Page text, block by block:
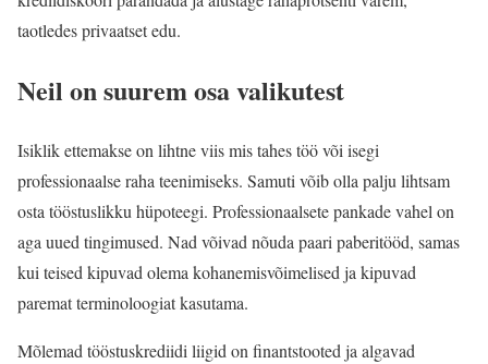
taotledes privaatset edu.
Neil on suurem osa valikutest
Isiklik ettemakse on lihtne viis mis tahes töö või isegi
professionaalse raha teenimiseks. Samuti võib olla palju lihtsam
osta tööstuslikku hüpoteegi. Professionaalsete pankade vahel on
aga uued tingimused. Nad võivad nõuda paari paberitööd, samas
kui teised kipuvad olema kohanemisvõimelised ja kipuvad
paremat terminoloogiat kasutama.
Mõlemad tööstuskrediidi liigid on finantstooted ja algavad